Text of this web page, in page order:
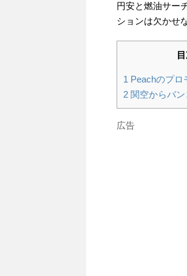
円安と燃油サー
ションは欠かせ
1 Peachのプロ
2 関空からバ
広告